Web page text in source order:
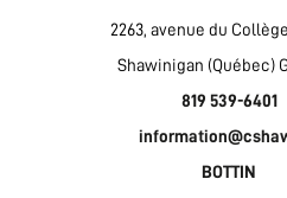
2263, avenue du
Shawinigan (Québec)
819 539-6401
BOTTIN